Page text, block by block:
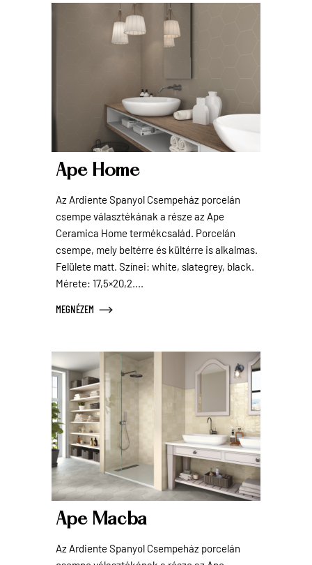
Ape Home
Az Ardiente Spanyol Csempeház porcelán
csempe választékának a része az Ape
Ceramica Home termékcsalád. Porcelán
csempe, mely beltérre és kültérre is alkalmas.
Felülete matt. Színei: white, slategrey, black.
Mérete: 17,5×20,2....
MEGNÉZEM
Ape Macba
Az Ardiente Spanyol Csempeház porcelán